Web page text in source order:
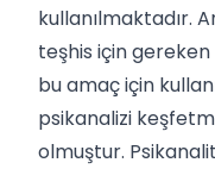
kullanılmaktadır.
teşhis için
bu amaç için
psikanalizi
olmuştur.